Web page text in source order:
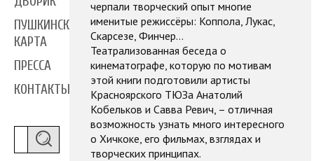
ПУШКИНСКАЯ
КАРТА
ПРЕССА
КОНТАКТЫ
черпали творческий опыт многие
именитые режиссёры: Коппола, Лукас,
Скарсезе, Финчер…
Театрализованная беседа о
кинематографе, которую по мотивам
этой книги подготовили артисты
Красноярского ТЮЗа Анатолий
Кобельков и Савва Ревич, – отличная
возможность узнать много интересного
о Хичкоке, его фильмах, взглядах и
творческих принципах.